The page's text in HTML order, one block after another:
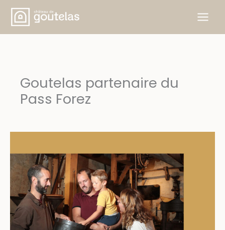
Aller
contenu
Goutelas partenaire du
Pass Forez